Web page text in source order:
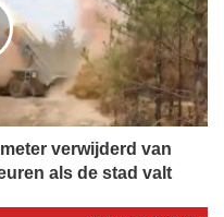
verwijderd van
als de stad valt